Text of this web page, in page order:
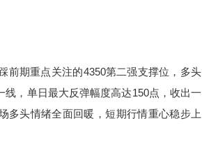
期重点关注的4350第二强支撑位，多头
，单日最大反弹幅度高达150点，收出一
多头情绪全面回暖，短期行情重心稳步上